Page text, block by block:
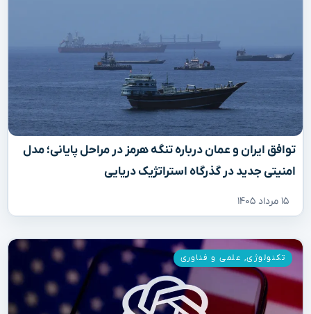
توافق ایران و عمان درباره تنگه هرمز در مراحل پایانی؛ مدل
امنیتی جدید در گذرگاه استراتژیک دریایی
۱۵ مرداد ۱۴۰۵
تکنولوژی, علمی و فناوری